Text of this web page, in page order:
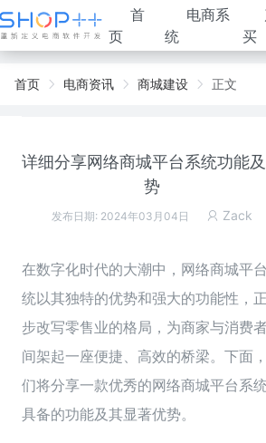
首
页
电商系
统
买
首页 电商资讯 商城建设 正文
详细分享网络商城平台系统功能
势
发布日期: 2024年03月04日 Zack
在数字化时代的大潮中，网络商城平
统以其独特的优势和强大的功能性，
步改写零售业的格局，为商家与消费
间架起一座便捷、高效的桥梁。下面
们将分享一款优秀的网络商城平台系
具备的功能及其显著优势。